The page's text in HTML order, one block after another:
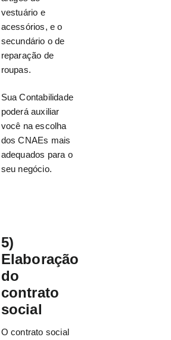
vestuário e
acessórios, e o
secundário o de
reparação de
roupas.
Sua Contabilidade
poderá auxiliar
você na escolha
dos CNAEs mais
adequados para o
seu negócio.
5)
Elaboração
do
contrato
social
O contrato social